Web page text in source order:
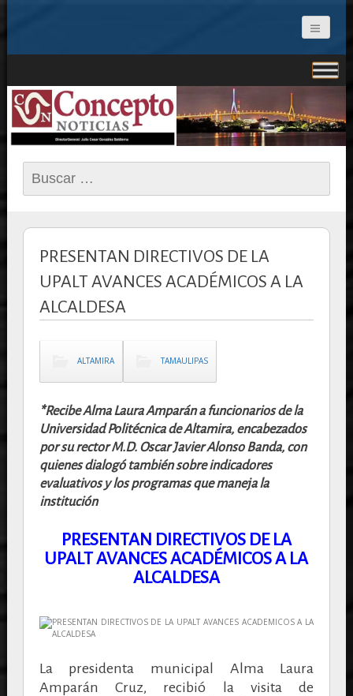
CONCEPTO NOTICIAS
Buscar:
PRESENTAN DIRECTIVOS DE LA
UPALT AVANCES ACADÉMICOS A LA
ALCALDESA
ALTAMIRA TAMAULIPAS
*Recibe Alma Laura Amparán a funcionarios de la
Universidad Politécnica de Altamira, encabezados
por su rector M.D. Oscar Javier Alonso Banda, con
quienes dialogó también sobre indicadores
evaluativos y los programas que maneja la
institución
PRESENTAN DIRECTIVOS DE LA
UPALT AVANCES ACADÉMICOS A LA
ALCALDESA
La presidenta municipal Alma Laura
Amparán Cruz, recibió la visita de